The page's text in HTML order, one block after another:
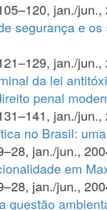
jan./jun.,
segurança e
jan./jun.,
da lei
penal
jan./jun.,
no Brasil:
jan./jun.,
em
jan./jun.,
questão